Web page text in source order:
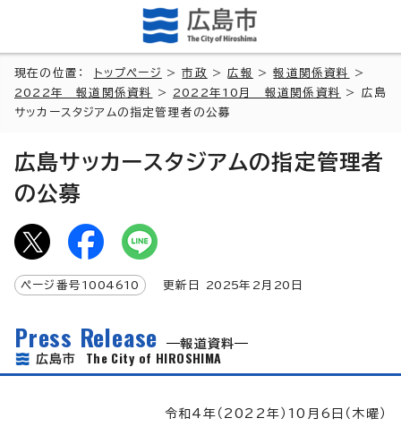
現在の位置： トップページ >市政 >広報 >報道関係資料
>
2022年 報道関係資料
> 2022年10月 報道関係資料
> 広島
サッカースタジアムの指定管理者の公募
広島サッカースタジアムの指定管理者
の公募
ページ番号 1004610 更新日 2025年2月 20 日
Press Release
報道資料
広島市 The City of HIROSHIMA
令和4年（2022年）10月6日（木曜）